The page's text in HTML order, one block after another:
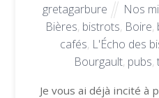
gretagarbure Nos
Bières, bistrots, Boire,
cafés, L'Écho des
Bourgault, pubs,
Je vous ai déjà incité